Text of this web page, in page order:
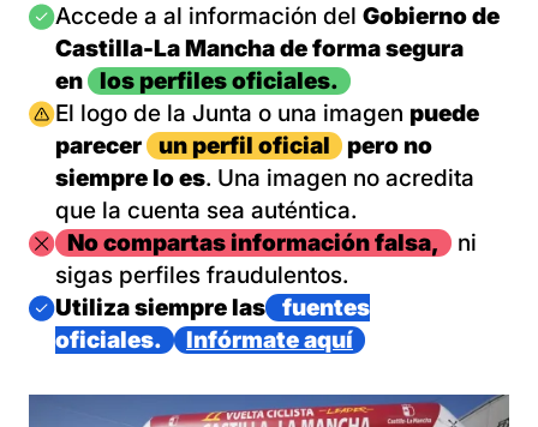
Imagen
Accede a al información del Gobierno de
Castilla-La Mancha de forma segura
en
los perfiles oficiales.
Imagen
El logo de la Junta o una imagen puede
parecer
un perfil oficial
pero no
siempre lo es. Una imagen no acredita
que la cuenta sea auténtica.
ImagenNo compartas información falsa,
ni
sigas perfiles fraudulentos.
Imagen
Utiliza siempre las
fuentes
oficiales.
Infórmate aquí